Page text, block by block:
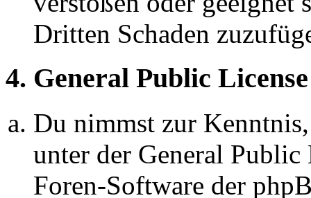
Dritten Schaden
4. General Public License
Du nimmst zur
unter der General
Foren-Software der